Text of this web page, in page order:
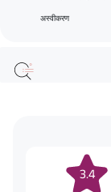
अस्वीकरण
3.4